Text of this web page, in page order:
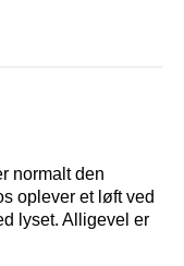
normalt den
oplever et løft ved
lyset. Alligevel er